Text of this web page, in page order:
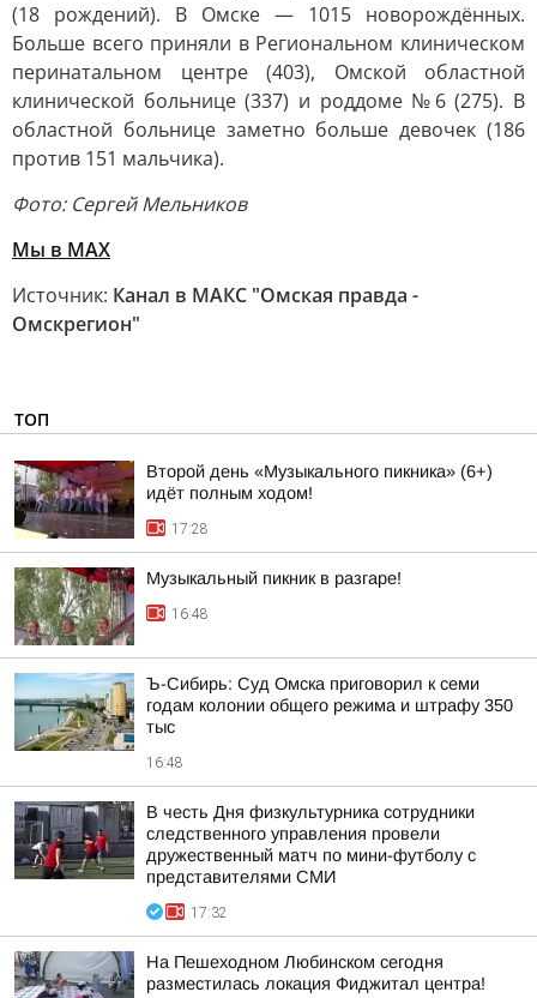
(18 рождений). В Омске — 1015 новорождённых.
Больше всего приняли в Региональном клиническом
перинатальном центре (403), Омской областной
клинической больнице (337) и роддоме №6 (275). В
областной больнице заметно больше девочек (186
против 151 мальчика).
Фото: Сергей Мельников
Мы в MAX
Источник: Канал в МАКС "Омская правда -
Омскрегион"
ТОП
Второй день «Музыкального пикника» (6+)
идёт полным ходом!
17:28
Музыкальный пикник в разгаре!
16:48
Ъ-Сибирь: Суд Омска приговорил к семи
годам колонии общего режима и штрафу 350
тыс
16:48
В честь Дня физкультурника сотрудники
следственного управления провели
дружественный матч по мини-футболу с
представителями СМИ
17:32
На Пешеходном Любинском сегодня
разместилась локация Фиджитал центра!